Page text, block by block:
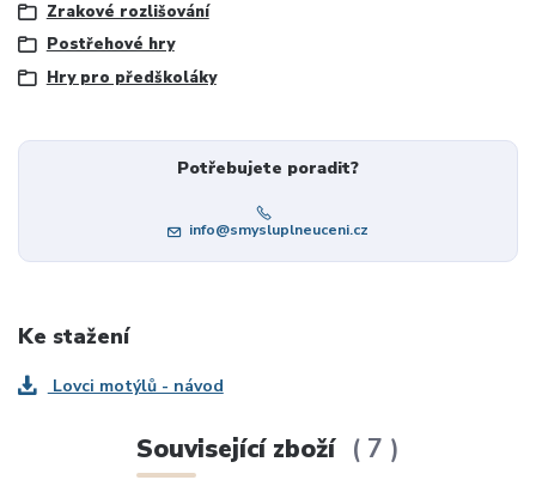
Zrakové rozlišování
Postřehové hry
Hry pro předškoláky
Potřebujete poradit?
info@smysluplneuceni.cz
Ke stažení
Lovci motýlů - návod
Související zboží 7